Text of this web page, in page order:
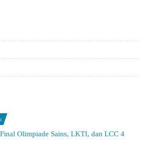
Olimpiade Sains, LKTI, dan LCC 4